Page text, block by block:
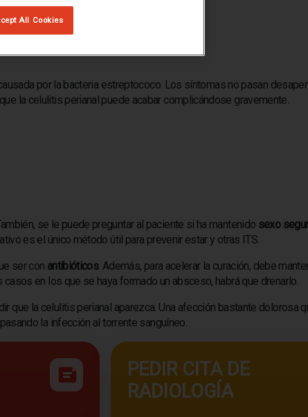
por la bacteria estreptococo. Los síntomas no pasan
la celulitis perianal puede acabar complicándose gravemente.
se le puede preguntar al paciente si ha mantenido sexo
es el único método útil para prevenir estar y otras ITS.
ser con antibióticos. Además, para acelerar la curación, debe
en los que se haya formado un absceso, habrá que drenarlo.
que la celulitis perianal aparezca. Una afección bastante dolorosa
la infección al torrente sanguíneo.
PEDIR CITA DE
RADIOLOGÍA
All Cookies